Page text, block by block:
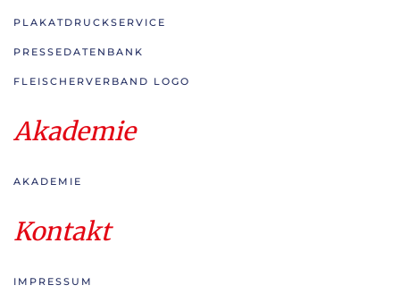
PLAKATDRUCKSERVICE
PRESSEDATENBANK
FLEISCHERVERBAND LOGO
Akademie
AKADEMIE
Kontakt
IMPRESSUM